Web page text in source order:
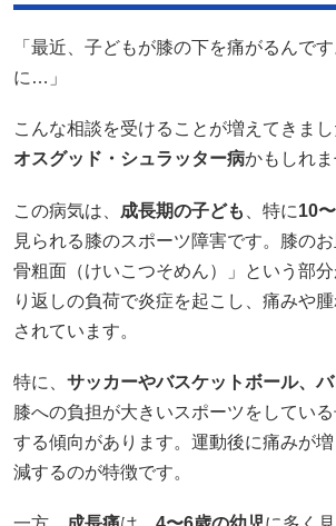
「最近、子どもが膝の下を痛がるんで
に…」
こんな相談を受けることが増えてきまし
オスグッド・シュラッター病かもしれま
この病気は、 成長期の子ども 、特に10
見られる膝のスポーツ障害です。​膝の
骨粗面（けいこつそめん）」という部
り返しの負荷で炎症を起こし、痛みや
されています。​
特に、 サッカーやバスケットボール、
膝への負担が大きいスポーツをしてい
する傾向があります。​運動後に痛みが
減するのが特徴です。​